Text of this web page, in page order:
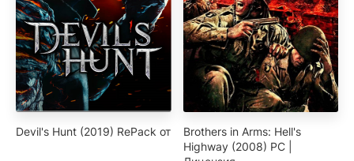
Devil's Hunt (2019) RePack от
Brothers in Arms: Hell's
Highway (2008) PC |